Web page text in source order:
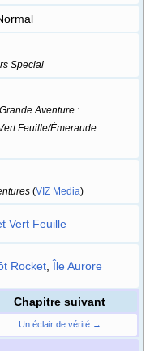
Special
Aventure :
Feuille/Émeraude
(VIZ Media)
Vert Feuille
Rocket Île Aurore
Chapitre suivant
Un éclair de vérité →